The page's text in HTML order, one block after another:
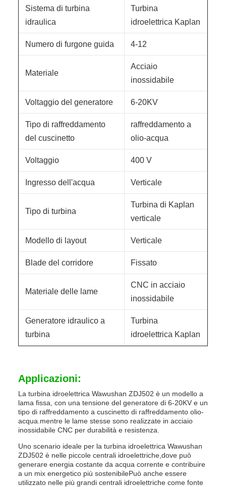
Sistema di turbina
idraulica
Turbina
idroelettrica Kaplan
Numero di furgone guida 4-12
Materiale
Acciaio
inossidabile
Voltaggio del generatore 6-20KV
Tipo di raffreddamento
del cuscinetto
raffreddamento a
olio-acqua
Voltaggio 400 V
Ingresso dell'acqua Verticale
Tipo di turbina
Turbina di Kaplan
verticale
Modello di layout Verticale
Blade del corridore Fissato
Materiale delle lame
CNC in acciaio
inossidabile
Generatore idraulico a
turbina
Turbina
idroelettrica Kaplan
Applicazioni:
La turbina idroelettrica Wawushan ZDJ502 è un modello a
lama fissa, con una tensione del generatore di 6-20KV e un
tipo di raffreddamento a cuscinetto di raffreddamento olio-
acqua.mentre le lame stesse sono realizzate in acciaio
inossidabile CNC per durabilità e resistenza.
Uno scenario ideale per la turbina idroelettrica Wawushan
ZDJ502 è nelle piccole centrali idroelettriche,dove può
generare energia costante da acqua corrente e contribuire
a un mix energetico più sostenibilePuò anche essere
utilizzato nelle più grandi centrali idroelettriche come fonte